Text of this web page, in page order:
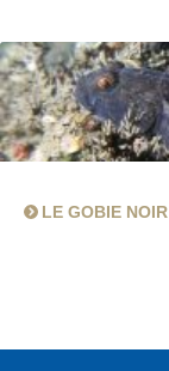
LE GOBIE NOIR